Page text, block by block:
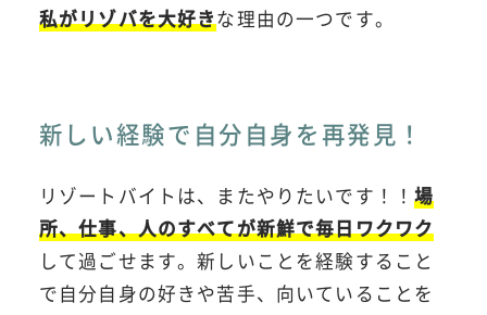
私がリゾバを大好きな理由の一つです。
新しい経験で自分自身を再発見！
リゾートバイトは、またやりたいです！！場
所、仕事、人のすべてが新鮮で毎日ワクワク
して過ごせます。新しいことを経験すること
で自分自身の好きや苦手、向いていることを